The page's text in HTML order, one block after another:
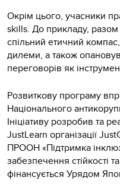
Окрім цього, учасники
skills. До прикладу,
спільний етичний
дилеми, а також
переговорів як
Розвиткову програму
Національного
Ініціативу розробив та
JustLearn організації
ПРООН «Підтримка
забезпечення стійкості
фінансується Урядом